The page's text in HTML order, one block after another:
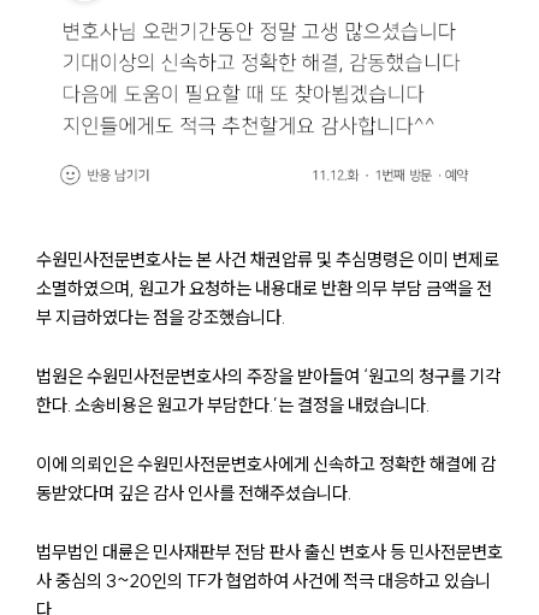
수원민사전문변호사는 본 사건 채권압류 및 추심명령은 이미 변제로
소멸하였으며, 원고가 요청하는 내용대로 반환 의무 부담 금액을 전
부 지급하였다는 점을 강조했습니다.
법원은 수원민사전문변호사의 주장을 받아들여 ‘원고의 청구를 기각
한다. 소송비용은 원고가 부담한다.’는 결정을 내렸습니다.
이에 의뢰인은 수원민사전문변호사에게 신속하고 정확한 해결에 감
동받았다며 깊은 감사 인사를 전해주셨습니다.
법무법인 대륜은 민사재판부 전담 판사 출신 변호사 등 민사전문변호
사 중심의 3~20인의 TF가 협업하여 사건에 적극 대응하고 있습니
다.